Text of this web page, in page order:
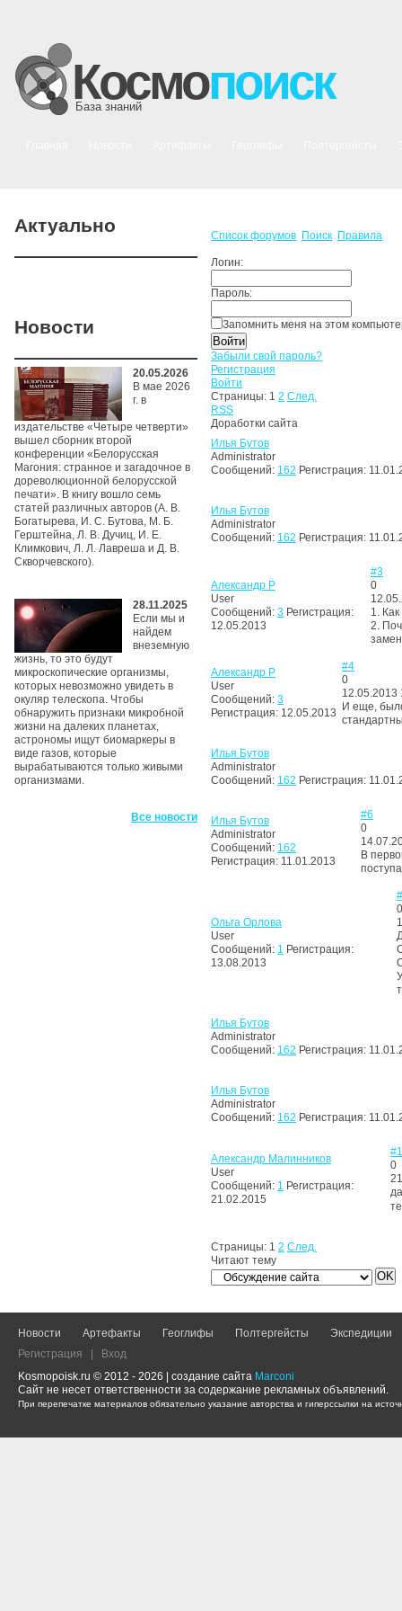
Космопоиск
База знаний
Актуально
Новости
20.05.2026
В мае 2026
г. в
издательстве «Четыре четверти»
вышел сборник второй
конференции «Белорусская
Магония: странное и загадочное в
дореволюционной белорусской
печати». В книгу вошло семь
статей различных авторов (А. В.
Богатырева, И. С. Бутова, М. Б.
Герштейна, Л. В. Дучиц, И. Е.
Климкович, Л. Л. Лавреша и Д. В.
Скворчевского).
28.11.2025
Если мы и
найдем
внеземную
жизнь, то это будут
микроскопические организмы,
которых невозможно увидеть в
окуляр телескопа. Чтобы
обнаружить признаки микробной
жизни на далеких планетах,
астрономы ищут биомаркеры в
виде газов, которые
вырабатываются только живыми
организмами.
Все новости
Список форумов Поиск Правила
Логин:
Пароль:
Запомнить меня на этом
Забыли свой пароль?
Регистрация
Войти
Страницы: 1 2 След.
RSS
Доработки сайта
Илья Бутов
Administrator
Сообщений: 162 Регистрация:
Илья Бутов
Administrator
Сообщений: 162 Регистрация:
Александр Р
User
Сообщений: 3 Регистрация:
12.05.2013
#3
0
1.
2.
Александр Р
User
Сообщений: 3
Регистрация: 12.05.2013
#4
0
12.05.2013
И еще,
Илья Бутов
Administrator
Сообщений: 162 Регистрация:
Илья Бутов
Administrator
Сообщений: 162
Регистрация: 11.01.2013
#6
0
В
Ольга Орлова
User
Сообщений: 1 Регистрация:
13.08.2013
0
Илья Бутов
Administrator
Сообщений: 162 Регистрация:
Илья Бутов
Administrator
Сообщений: 162 Регистрация:
Александр Малинников
User
Сообщений: 1 Регистрация:
21.02.2015
0
Страницы: 1 2 След.
Читают тему
Новости Артефакты Геоглифы Полтергейсты
Экспедиции
Регистрация
|
Вход
Kosmopoisk.ru © 2012 - 2026 | создание сайта Marconi
Сайт не несет ответственности за содержание рекламных объявлений.
При перепечатке материалов обязательно указание авторства и гиперссылки на